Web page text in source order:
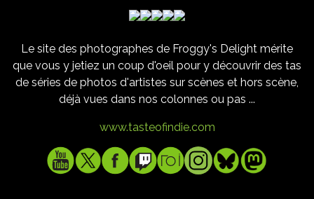
Le site des photographes de Froggy's Delight mérite
que vous y jetiez un coup d'oeil pour y découvrir des tas
de séries de photos d'artistes sur scènes et hors scène,
déjà vues dans nos colonnes ou pas ...
www.tasteofindie.com